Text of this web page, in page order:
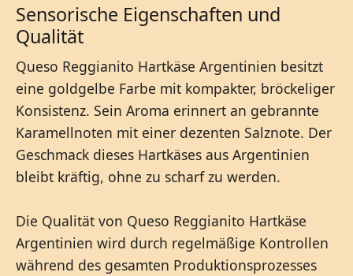
Sensorische Eigenschaften und
Qualität
Queso Reggianito Hartkäse Argentinien besitzt
eine goldgelbe Farbe mit kompakter, bröckeliger
Konsistenz. Sein Aroma erinnert an gebrannte
Karamellnoten mit einer dezenten Salznote. Der
Geschmack dieses Hartkäses aus Argentinien
bleibt kräftig, ohne zu scharf zu werden.
Die Qualität von Queso Reggianito Hartkäse
Argentinien wird durch regelmäßige Kontrollen
während des gesamten Produktionsprozesses